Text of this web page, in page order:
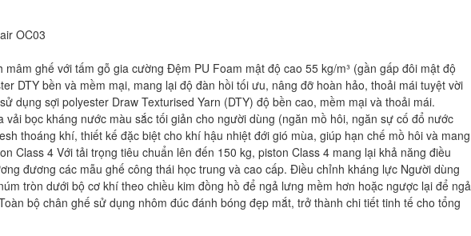
OC03
ghế với tấm gỗ gia cường Đệm PU Foam mật độ cao 55 kg/m³ (gần gấp đôi mật độ
DTY bền và mềm mại, mang lại độ đàn hồi tối ưu, nâng đỡ hoàn hảo, thoải mái tuyệt vời
dụng sợi polyester Draw Texturised Yarn (DTY) độ bền cao, mềm mại và thoải mái.
vải bọc kháng nước màu sắc tối giản cho người dùng (ngăn mồ hôi, ngăn sự cố đổ nước
thoáng khí, thiết kế đặc biệt cho khí hậu nhiệt đới gió mùa, giúp hạn chế mồ hôi và mang
Class 4 Với tải trọng tiêu chuẩn lên đến 150 kg, piston Class 4 mang lại khả năng điều
đương các mẫu ghế công thái học trung và cao cấp. Điều chỉnh kháng lực Người dùng
tròn dưới bộ cơ khí theo chiều kim đồng hồ để ngả lưng mềm hơn hoặc ngược lại để ngả
bộ chân ghế sử dụng nhôm đúc đánh bóng đẹp mắt, trở thành chi tiết tinh tế cho tổng